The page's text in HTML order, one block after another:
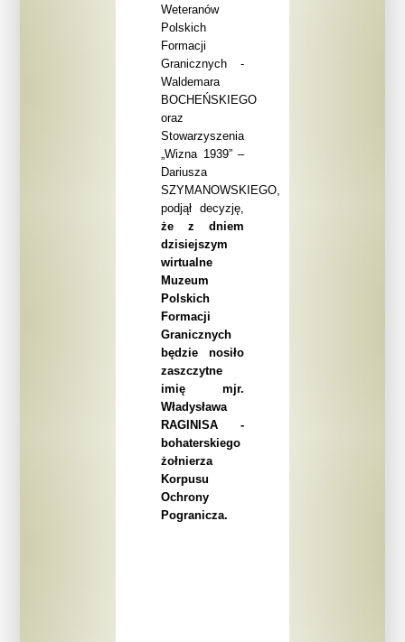
Weteranów
Polskich
Formacji
Granicznych -
Waldemara
BOCHEŃSKIEGO
oraz
Stowarzyszenia
„Wizna 1939” –
Dariusza
SZYMANOWSKIEGO,
podjął decyzję,
że z dniem
dzisiejszym
wirtualne
Muzeum
Polskich
Formacji
Granicznych
będzie nosiło
zaszczytne
imię mjr.
Władysława
RAGINISA -
bohaterskiego
żołnierza
Korpusu
Ochrony
Pogranicza.